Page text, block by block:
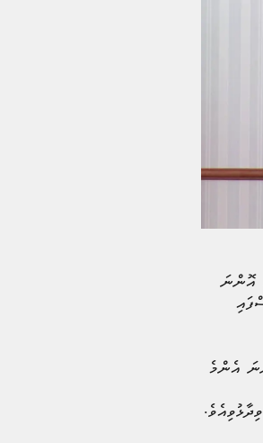
އޮންނަ
އެންމެ